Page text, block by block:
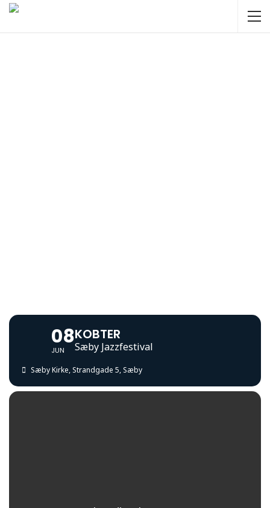
08
JUN
KOBTER
Sæby Jazzfestival
Sæby Kirke, Strandgade 5, Sæby